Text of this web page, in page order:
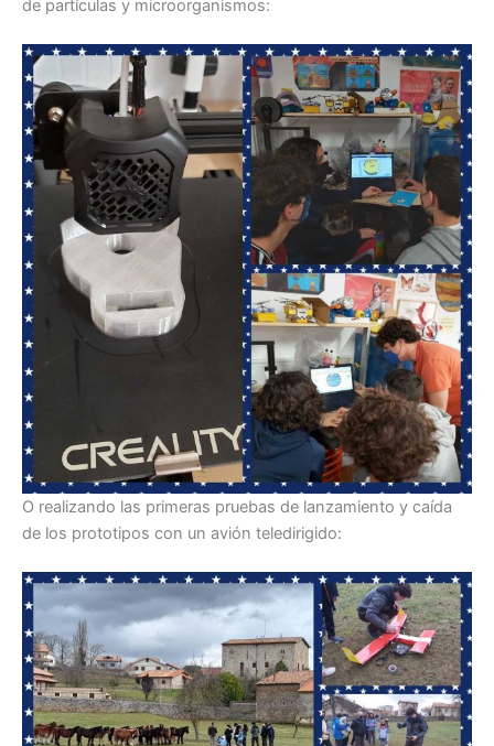
de partículas y microorganismos:
O realizando las primeras pruebas de lanzamiento y caída
de los prototipos con un avión teledirigido: